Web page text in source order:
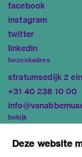
Deze website
facebook
instagram
twitter
linkedin
bezoekadres
stratumsedijk 2
+31 40 238 10 00
bekijk
activiteiten